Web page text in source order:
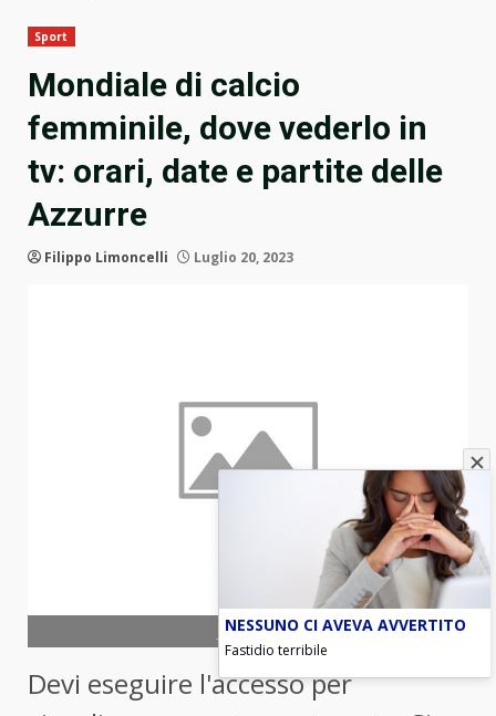
Sport
Mondiale di calcio
femminile, dove vederlo in
tv: orari, date e partite delle
Azzurre
Filippo Limoncelli Luglio 20, 2023
foto ANSA
Devi eseguire l'accesso per
NESSUNO CI AVEVA AVVERTITO
Fastidio terribile